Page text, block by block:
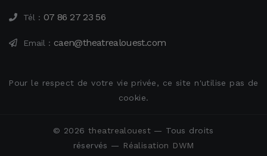
Tél : 07 86 27 23 56
Email : caen@theatrealouest.com
Pour le respect de votre vie privée, ce site n'utilise pas de
cookie.
© 2026theatrealouest— Tous droits
réservés — Réalisation DWM